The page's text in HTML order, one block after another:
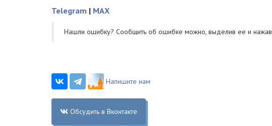
Telegram | MAX
Нашли ошибку? Cообщить об ошибке можно, выделив ее и нажав
Напишите нам
Обсудить в Вконтакте